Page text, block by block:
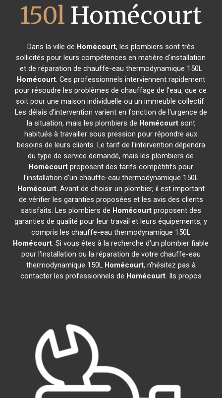
150l Homécourt
Dans la ville de Homécourt, les plombiers sont très
sollicités pour leurs compétences en matière d'installation
et de réparation de chauffe-eau thermodynamique 150L
Homécourt. Ces professionnels interviennent rapidement
pour résoudre les problèmes de chauffage de l'eau, que ce
soit pour une maison individuelle ou un immeuble collectif.
Les délais d'intervention varient en fonction de l'urgence de
la situation, mais les plombiers de Homécourtsont
habitués à travailler sous pression pour répondre aux
besoins de leurs clients. Le tarif de l'intervention dépendra
du type de service demandé, mais les plombiers de
Homécourtproposent des tarifs compétitifs pour
l'installation d'un chauffe-eau thermodynamique 150L
Homécourt. Avant de choisir un plombier, il est important
de vérifier les garanties proposées et les avis des clients
satisfaits. Les plombiers de Homécourtproposent des
garanties de qualité pour leur travail et leurs équipements, y
compris les chauffe-eau thermodynamique 150L
Homécourt. Si vous êtes à la recherche d'un plombier fiable
pour l'installation ou la réparation de votre chauffe-eau
thermodynamique 150L Homécourt, n'hésitez pas à
contacter les professionnels de Homécourt. Ils propos